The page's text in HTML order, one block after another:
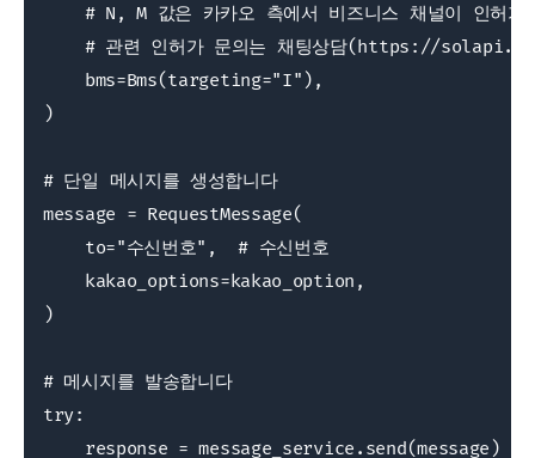
# N, M 값은 카카오 측에서 비즈니스 채널이 인허가
# 관련 인허가 문의는 채팅상담(https://
    bms=Bms(targeting="I"),
)
# 단일 메시지를 생성합니다
message = RequestMessage(
    to="수신번호",  # 수신번호
    kakao_options=kakao_option,
)
# 메시지를 발송합니다
try:
    response = message_service.send(message)